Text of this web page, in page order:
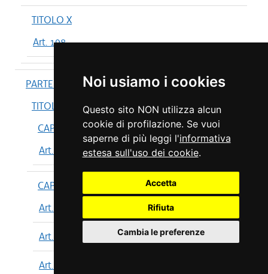
Noi usiamo i cookies
Questo sito NON utilizza alcun
cookie di profilazione. Se vuoi
saperne di più leggi l'informativa
estesa sull'uso dei cookie.
Accetta
Rifiuta
Cambia le preferenze
TITOLO X
Art. 198
PARTE IV
TITOLO I
CAPO I
Art. 199
CAPO II
Art. 200
Art. 201
Art. 202